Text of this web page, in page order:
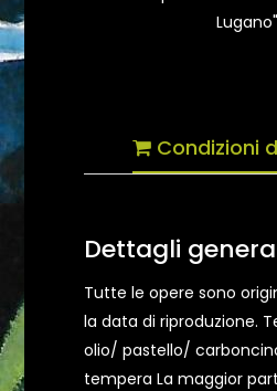
Lugano"
Condizioni
Dettagli
Tutte le opere sono
la data di riproduzione.
olio/ pastello/
tempera La maggior